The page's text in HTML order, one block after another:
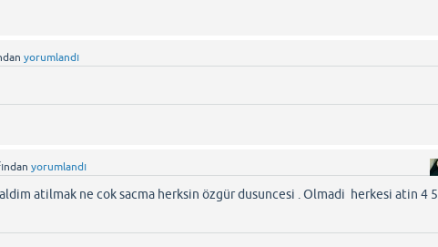
yorumlandı
yorumlandı
atilmak ne cok sacma herksin özgür dusuncesi . Olmadi herkesi atin 4 5